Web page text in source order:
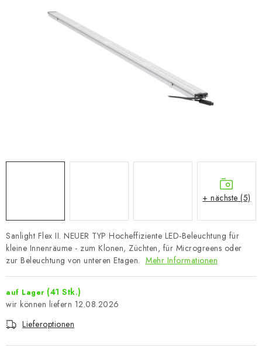
SMARTER GARTEN
Kaufberatung
Impressum
Sanlight Flex II. NEUER TYP Hocheffiziente LED-Beleuchtung für
kleine Innenräume - zum Klonen, Züchten, für Microgreens oder
zur Beleuchtung von unteren Etagen. Mehr Informationen
auf Lager (41 Stk.)
12.08.2026
Lieferoptionen
+ nächste (5)